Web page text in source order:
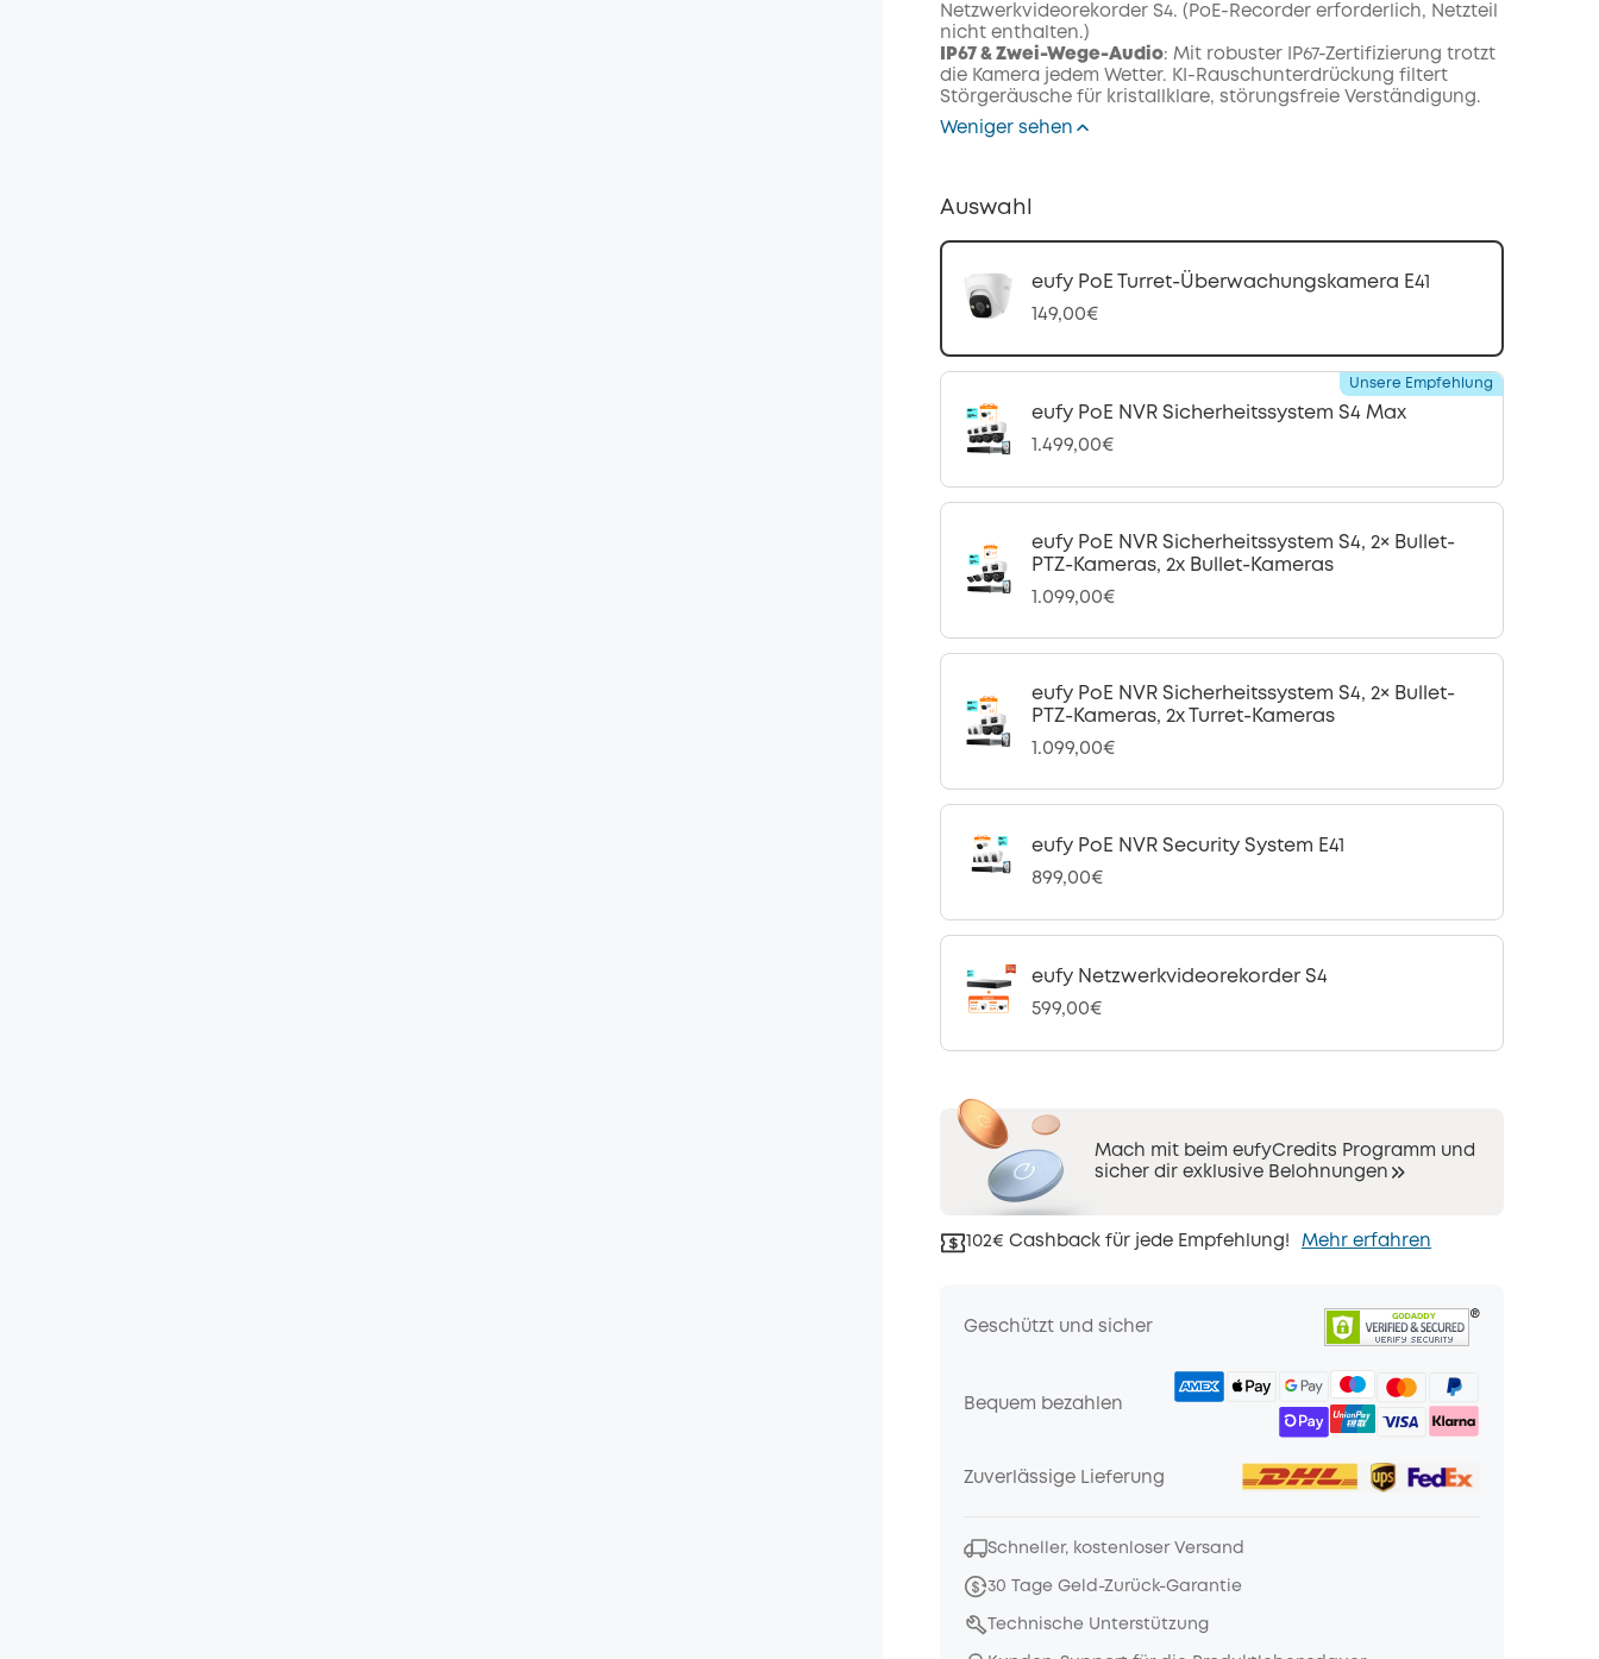
Netzwerkvideorekorder S4. (PoE-Recorder erforderlich, Netzteil
nicht enthalten.)
IP67 & Zwei-Wege-Audio: Mit robuster IP67-Zertifizierung trotzt
die Kamera jedem Wetter. KI-Rauschunterdrückung filtert
Störgeräusche für kristallklare, störungsfreie Verständigung.
Weniger sehen
Auswahl
eufy PoE Turret-Überwachungskamera E41
149,00€
eufy PoE NVR Sicherheitssystem S4 Max
1.499,00€
Unsere Empfehlung
eufy PoE NVR Sicherheitssystem S4, 2× Bullet-
PTZ-Kameras, 2x Bullet-Kameras
1.099,00€
eufy PoE NVR Sicherheitssystem S4, 2× Bullet-
PTZ-Kameras, 2x Turret-Kameras
1.099,00€
eufy PoE NVR Security System E41
899,00€
eufy Netzwerkvideorekorder S4
599,00€
Mach mit beim eufyCredits Programm und
sicher dir exklusive Belohnungen
102€ Cashback für jede Empfehlung! Mehr erfahren
Geschützt und sicher
Bequem bezahlen
Zuverlässige Lieferung
Schneller, kostenloser Versand
30 Tage Geld-Zurück-Garantie
Technische Unterstützung